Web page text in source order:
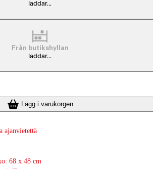
laddar...
Från butikshyllan
laddar...
Lägg i varukorgen
ajanvietettä
68 x 48 cm